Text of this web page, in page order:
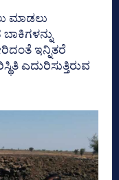
ಮಾಡಲು
ಇನ್ನಿತರೆ
ಎದುರಿಸುತ್ತಿರುವ